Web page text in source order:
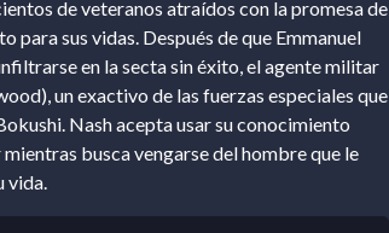
de veteranos atraídos con la promesa de
sus vidas. Después de que Emmanuel
en la secta sin éxito, el agente militar
un exactivo de las fuerzas especiales que
Nash acepta usar su conocimiento
busca vengarse del hombre que le
vida.